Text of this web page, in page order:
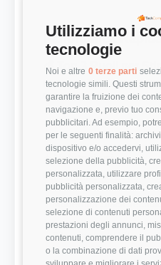
Utilizziamo i
tecnologie
Noi e altre 0 terze parti
tecnologie simili. Questi
garantire la fruizione dei
navigazione e, previo tuo
pubblicitari. Ad esempio,
per le seguenti finalità:
dispositivo e/o accedervi,
selezione della pubblicità,
personalizzata, utilizzare
pubblicità personalizzata,
personalizzazione dei
selezione di contenuti
prestazioni degli annunci,
contenuti, comprendere il
o la combinazione di dati
Panoramica
💰 Top 3 Ruoli per
Retribuzioni annuali lorde
remunerate
Developer
⭐ Valutazioni
Punteggi medi basati sulle
Modernità Stack
Bilanciamento Vita-